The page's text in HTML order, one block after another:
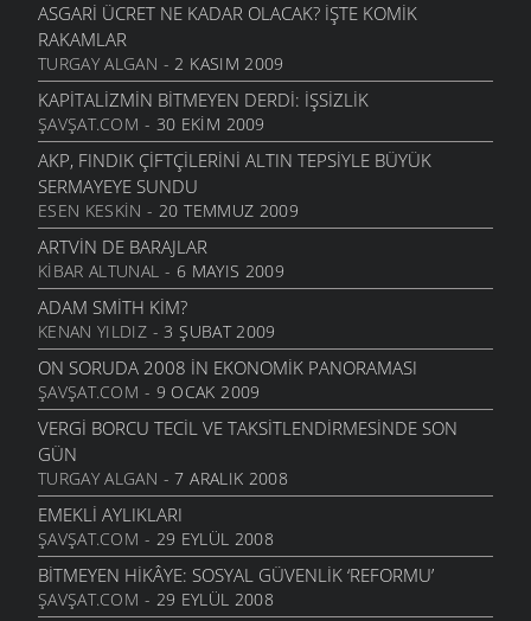
CABBAR BOZKURTLAR (CABBAR USTA)
KÜLTÜR VE SANAT- 27 EKIM 2008
YENI DÜNYA DÜZENININ SONU GELDI
POLITIKA- 13 EKIM 2008
DIL YALNIZ INSANLARA ÖZGÜ DEĞIL MI?
BILIM - 23 EYLÜL 2008
YENI İKI KUTUPLU DÜNYA
POLITIKA- 16 AĞUSTOS 2008
CANLILARIN YAŞAM DAYANAĞI : SU
DOĞA VE YAŞAM- 14 AĞUSTOS 2008
ÇAĞLAYAN DERESI AKMAN VE PAŞALAR HES RAPORU
ŞAVŞAT GÜNDEMI- 9 AĞUSTOS 2008
FINDIKLI DERELERI PLATFORMU : NEDEN İSTEMIYORUZ
?
DOĞA VE YAŞAM
FINDIKLI DERELERINI KORUMA PLATFORMU
DOĞA VE YAŞAM- 8 AĞUSTOS 2008
DERELERIN KARDEŞLIĞI PLATFORMU BILDIRISI
DOĞA VE YAŞAM- 8 AĞUSTOS 2008
RIZE’DE GELIŞTIRILEN HIDROELEKTRIK SANTRAL
ASGARI ÜCRET NE KADAR OLACAK? İŞTE KOMIK
RAKAMLAR
TURGAY ALGAN - 2 KASIM 2009
KAPITALIZMIN BITMEYEN DERDI: İŞSIZLIK
ŞAVŞAT.COM - 30 EKIM 2009
AKP, FINDIK ÇIFTÇILERINI ALTIN TEPSIYLE BÜYÜK
SERMAYEYE SUNDU
ESEN KESKIN - 20 TEMMUZ 2009
ARTVIN DE BARAJLAR
KIBAR ALTUNAL - 6 MAYIS 2009
ADAM SMITH KIM?
KENAN YILDIZ- 3 ŞUBAT 2009
ON SORUDA 2008 IN EKONOMIK PANORAMASI
ŞAVŞAT.COM - 9 OCAK 2009
VERGI BORCU TECIL VE TAKSITLENDIRMESINDE SON
GÜN
TURGAY ALGAN - 7 ARALIK 2008
EMEKLI AYLIKLARI
ŞAVŞAT.COM - 29 EYLÜL 2008
BITMEYEN HIKÂYE: SOSYAL GÜVENLIK ‘REFORMU’
ŞAVŞAT.COM - 29 EYLÜL 2008